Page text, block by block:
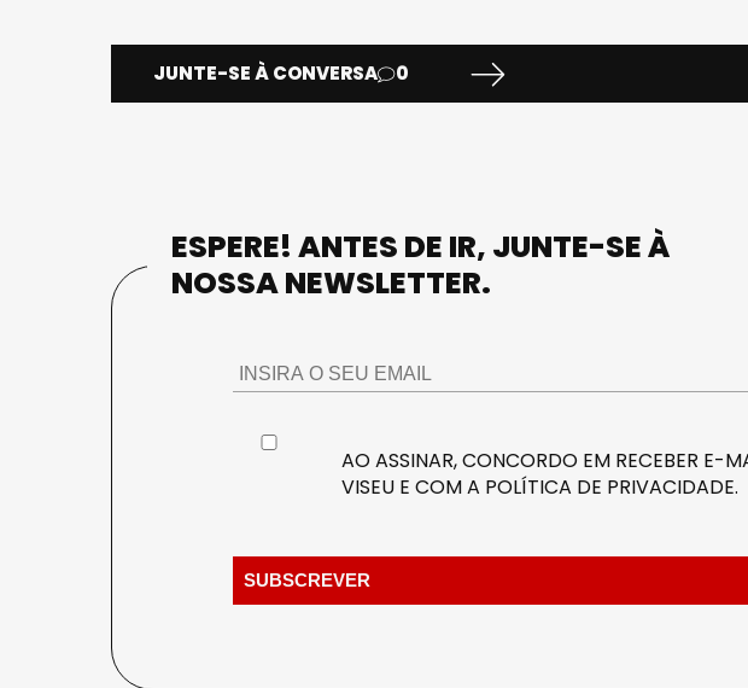
JUNTE-SE À CONVERSA 0
ESPERE! ANTES DE IR, JUNTE-SE À
NOSSA NEWSLETTER.
AO ASSINAR, CONCORDO EM RECEBER E-
VISEU E COM A POLÍTICA DE PRIVACIDADE.